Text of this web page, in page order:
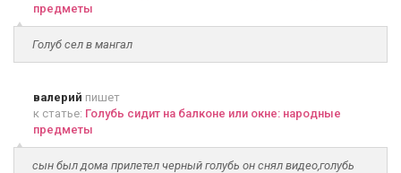
предметы
Голуб сел в мангал
валерий пишет
к статье: Голубь сидит на балконе или окне: народные
предметы
сын был дома прилетел черный голубь он снял видео,голубь